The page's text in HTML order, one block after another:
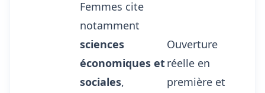
Femmes cite
notamment
sciences
économiques et
sociales,
Ouverture
réelle en
première et